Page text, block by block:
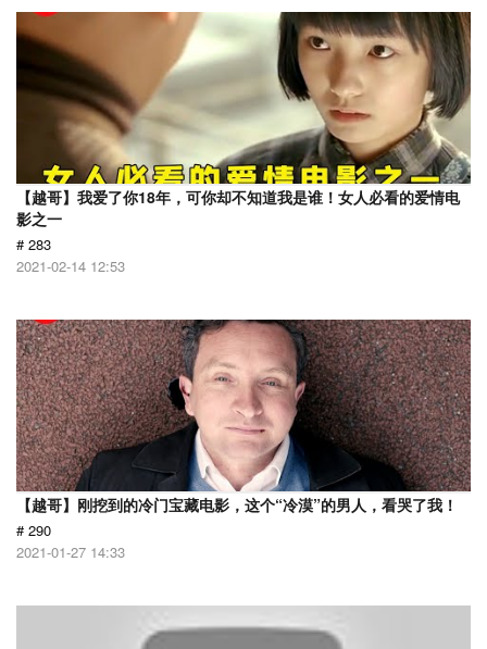
【越哥】我爱了你18年，可你却不知道我是谁！女人必看的爱情电
影之一
# 283
2021-02-14 12:53
【越哥】刚挖到的冷门宝藏电影，这个“冷漠”的男人，看哭了我！
# 290
2021-01-27 14:33